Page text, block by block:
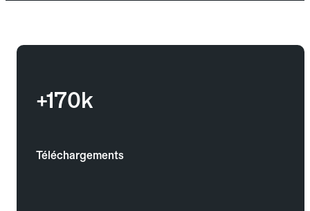
+170k
Téléchargements